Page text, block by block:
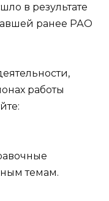
в результате
ранее РАО
работы
темам.